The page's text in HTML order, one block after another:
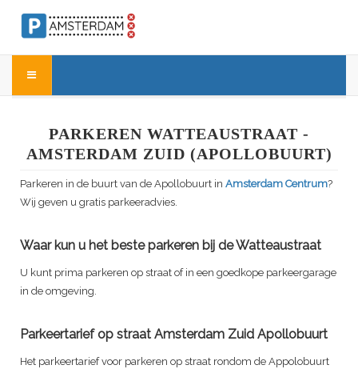
PARKEREN WATTEAUSTRAAT -
AMSTERDAM ZUID (APOLLOBUURT)
Parkeren in de buurt van de Apollobuurt in Amsterdam Centrum?
Wij geven u gratis parkeeradvies.
Waar kun u het beste parkeren bij de Watteaustraat
U kunt prima parkeren op straat of in een goedkope parkeergarage
in de omgeving.
Parkeertarief op straat Amsterdam Zuid Apollobuurt
Het parkeertarief voor parkeren op straat rondom de Appolobuurt